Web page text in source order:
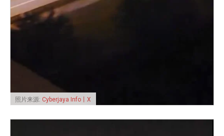
照片来源: Cyberjaya Info丨X